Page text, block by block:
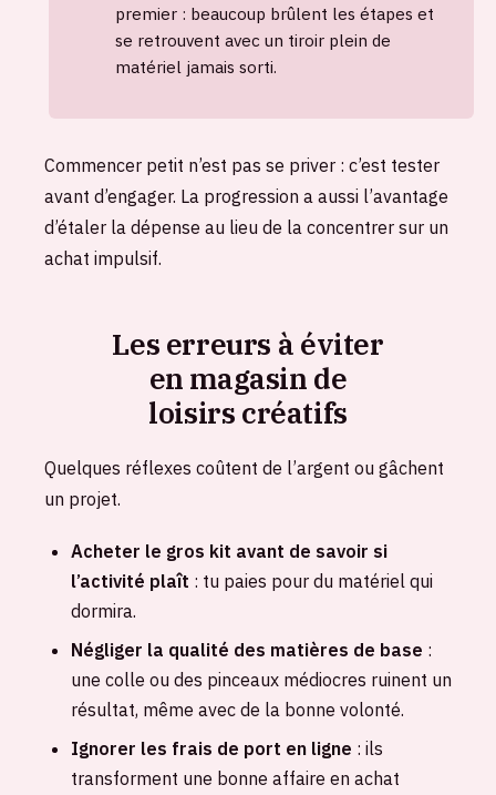
premier : beaucoup brûlent les étapes et
se retrouvent avec un tiroir plein de
matériel jamais sorti.
Commencer petit n’est pas se priver : c’est tester
avant d’engager. La progression a aussi l’avantage
d’étaler la dépense au lieu de la concentrer sur un
achat impulsif.
Les erreurs à éviter
en magasin de
loisirs créatifs
Quelques réflexes coûtent de l’argent ou gâchent
un projet.
Acheter le gros kit avant de savoir si
l’activité plaît : tu paies pour du matériel qui
dormira.
Négliger la qualité des matières de base :
une colle ou des pinceaux médiocres ruinent un
résultat, même avec de la bonne volonté.
Ignorer les frais de port en ligne : ils
transforment une bonne affaire en achat